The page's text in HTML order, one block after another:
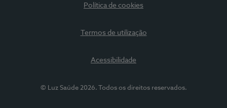
Política de cookies
Termos de utilização
Acessibilidade
© Luz Saúde 2026. Todos os direitos reservados.